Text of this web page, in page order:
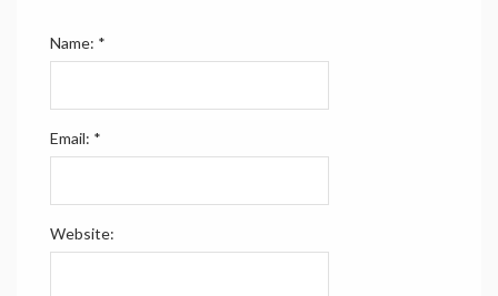
Name: *
Email: *
Website: